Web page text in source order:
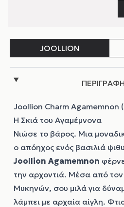
ΠΕΡΙΓΡΑΦΗ
Joollion Charm Agamemnon
Η Σκιά του Αγαμέμνονα
Νιώσε το βάρος. Μια
ο απόηχος ενός βασιλιά
Joollion Agamemnon
την αρχοντιά. Μέσα από
Μυκηνών, σου μιλά για
λάμπει με αρχαία αίγλη.